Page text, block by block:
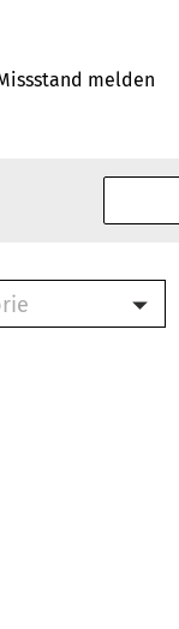
melden